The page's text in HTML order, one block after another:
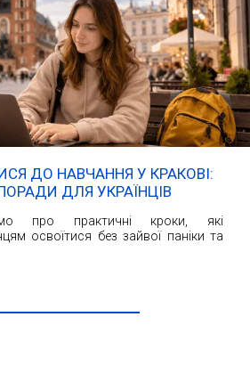
ДО НАВЧАННЯ У КРАКОВІ:
ДЛЯ УКРАЇНЦІВ
про практичні кроки, які
освоїтися без зайвої паніки та